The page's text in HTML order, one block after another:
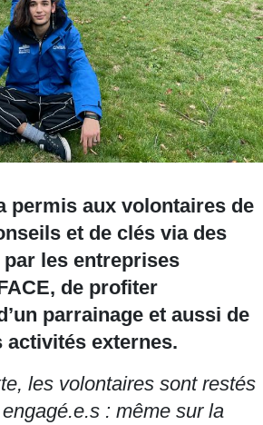
permis aux volontaires de
et de clés via des
les entreprises
de profiter
parrainage et aussi de
activités externes.
les volontaires sont restés
: même sur la